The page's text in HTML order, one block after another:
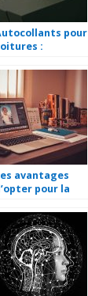
pour
:
véhicule de
société
avantages
pour la
d’applications